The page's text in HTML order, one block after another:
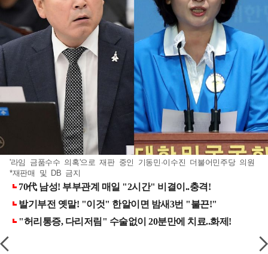
'라임 금품수수 의혹'으로 재판 중인 기동민·이수진 더불어민주당 의원
*재판매 및 DB 금지